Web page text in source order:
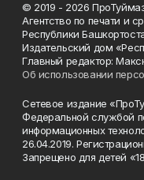
© 2019 - 2026
Агентство по печати и
Республики
Издательский дом
Главный редактор:
Об использовании
Сетевое издание
Федеральной службой
информационных
26.04.2019.
Запрещено для детей